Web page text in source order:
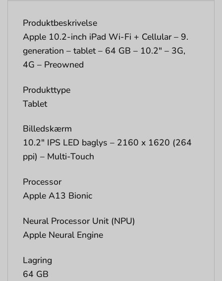
Produktbeskrivelse
Apple 10.2-inch iPad Wi-Fi + Cellular – 9.
generation – tablet – 64 GB – 10.2″ – 3G,
4G – Preowned
Produkttype
Tablet
Billedskærm
10.2″ IPS LED baglys – 2160 x 1620 (264
ppi) – Multi-Touch
Processor
Apple A13 Bionic
Neural Processor Unit (NPU)
Apple Neural Engine
Lagring
64 GB